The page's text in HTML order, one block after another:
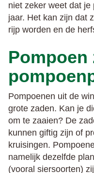
niet zeker weet dat
jaar. Het kan zijn dat
rijp worden en de
Pompoen
Pompoenen uit de
grote zaden. Kan je
om te zaaien? De
kunnen giftig zijn of
kruisingen.
namelijk dezelfde
(vooral siersoorten)